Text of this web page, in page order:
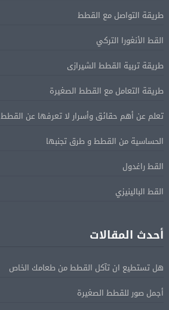
طريقة التواصل مع القطط
القط الأنغورا التركي
طريقة تربية القطط الشيرازى
طريقة التعامل مع القطط الصغيرة
تعلم عن أهم حقائق وأسرار لا تعرفها عن القطط
الحساسية من القطط و طرق تجنبها
القط راغدول
القط البالينيزي
أحدث المقالات
هل تستطيع ان تآكل القطط من طعامك الخاص
أجمل صور للقطط الصغيرة